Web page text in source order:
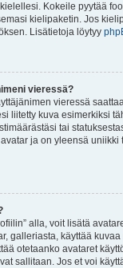
Kokeile pyytää
kielipaketin. Jos
Lisätietoja löytyy
vieressä?
vieressä
liitetty kuva esimerkiksi
tai
ja on yleensä uniikki
alla, voit lisätä
galleriasta, käyttää
otetaanko avataret
sallitaan. Jos et voi